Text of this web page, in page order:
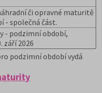
či opravné maturitě
- společná část.
- podzimní období,
září 2026
podzimní období vydá